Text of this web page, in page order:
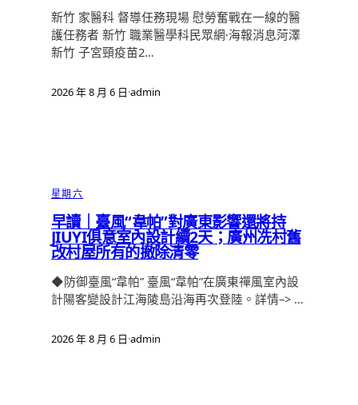
新竹 家醫科 督導任務現場 慰勞奮戰在一線的醫
護任務者 新竹 職業醫學科民眾網·海報消息菏澤
新竹 子宮頸疫苗2…
2026 年 8 月 6 日·admin
星期六
早讀｜臺風“韋帕”對廣東影響還將持
JIUYI俱意室內設計續2天；廣州冼村舊
改村屋所有的撤除清零
◆防御臺風“韋帕” 臺風“韋帕”在廣東禪風室內設
計陽客變設計江海陵島沿海再次登陸。詳情–> …
2026 年 8 月 6 日·admin